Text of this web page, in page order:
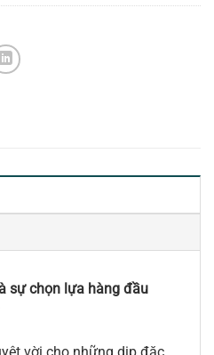
sự chọn lựa hàng đầu